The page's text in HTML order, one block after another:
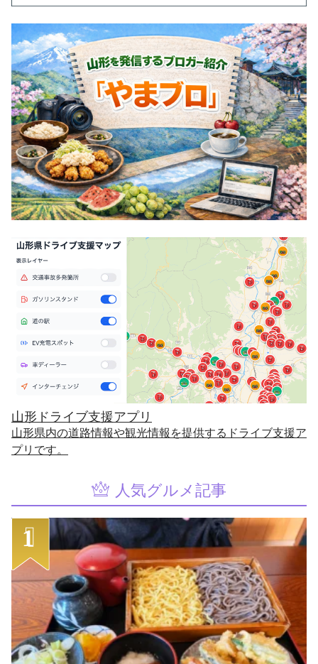
山形ドライブ支援アプリ
山形県内の道路情報や観光情報を提供するドライブ支援ア
プリです。
人気グルメ記事